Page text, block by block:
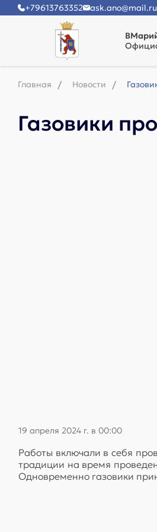
+79613763352 ask.ano@mail.ru
Главная Новости
Газовики
19 апреля 2024 г. в 00:00
Работы включали в себя
традиции на время
Одновременно газовики